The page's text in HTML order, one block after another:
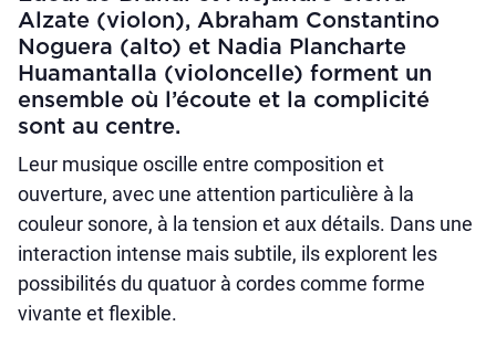
Alzate (violon), Abraham Constantino
Noguera (alto) et Nadia Plancharte
Huamantalla (violoncelle) forment un
ensemble où l’écoute et la complicité
sont au centre.
Leur musique oscille entre composition et
ouverture, avec une attention particulière à la
couleur sonore, à la tension et aux détails. Dans une
interaction intense mais subtile, ils explorent les
possibilités du quatuor à cordes comme forme
vivante et flexible.